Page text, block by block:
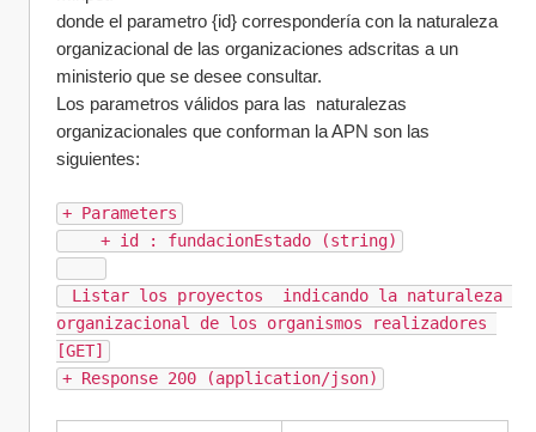
donde el parametro {id} correspondería con la naturaleza
organizacional de las organizaciones adscritas a un
ministerio que se desee consultar.
Los parametros válidos para las  naturalezas
organizacionales que conforman la APN son las
siguientes:
+ Parameters
    + id : fundacionEstado (string)
Listar los proyectos  indicando la naturaleza
organizacional de los organismos realizadores
[GET]
+ Response 200 (application/json)